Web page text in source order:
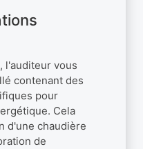
l'auditeur vous
contenant des
pour
Cela
d'une chaudière
de